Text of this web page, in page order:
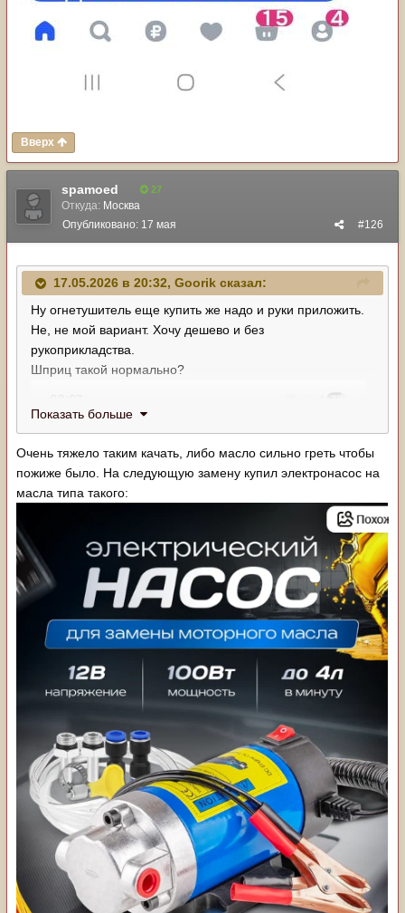
Вверх
spamoed 27
Откуда: Москва
#126
Опубликовано: 17 мая
17.05.2026 в 20:32, Goorik сказал:
Ну огнетушитель еще купить же надо и руки приложить.
Не, не мой вариант. Хочу дешево и без
рукоприкладства.
Шприц такой нормально?
Показать больше
Очень тяжело таким качать, либо масло сильно греть чтобы
пожиже было. На следующую замену купил электронасос на
масла типа такого: